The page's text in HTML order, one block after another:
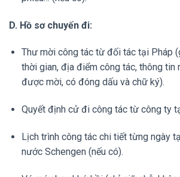
D. Hồ sơ chuyến đi:
Thư mời công tác từ đối tác tại Pháp
thời gian, địa điểm công tác, thông
được mời, có đóng dấu và chữ ký).
Quyết định cử đi công tác từ công ty
Lịch trình công tác chi tiết từng ngày
nước Schengen (nếu có).